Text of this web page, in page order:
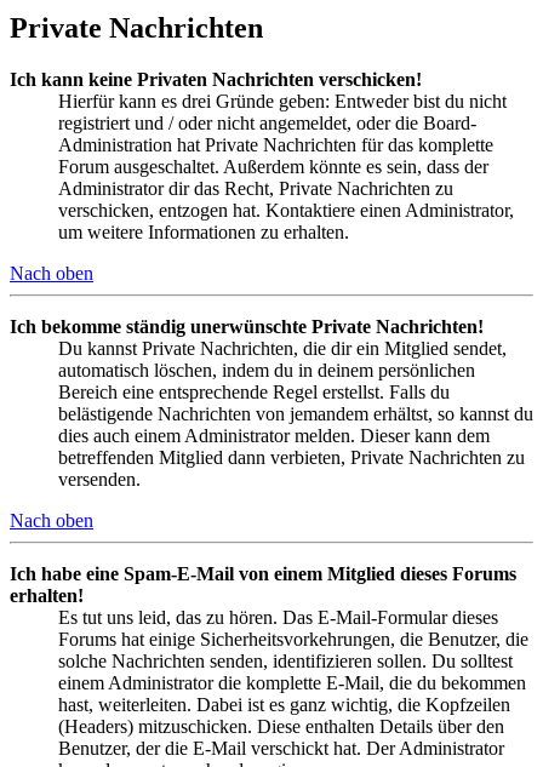
Private Nachrichten
Ich kann keine Privaten Nachrichten verschicken!
Hierfür kann es drei Gründe geben: Entweder bist du nicht
registriert und / oder nicht angemeldet, oder die Board-
Administration hat Private Nachrichten für das komplette
Forum ausgeschaltet. Außerdem könnte es sein, dass der
Administrator dir das Recht, Private Nachrichten zu
verschicken, entzogen hat. Kontaktiere einen Administrator,
um weitere Informationen zu erhalten.
Nach oben
Ich bekomme ständig unerwünschte Private Nachrichten!
Du kannst Private Nachrichten, die dir ein Mitglied sendet,
automatisch löschen, indem du in deinem persönlichen
Bereich eine entsprechende Regel erstellst. Falls du
belästigende Nachrichten von jemandem erhältst, so kannst du
dies auch einem Administrator melden. Dieser kann dem
betreffenden Mitglied dann verbieten, Private Nachrichten zu
versenden.
Nach oben
Ich habe eine Spam-E-Mail von einem Mitglied dieses Forums
erhalten!
Es tut uns leid, das zu hören. Das E-Mail-Formular dieses
Forums hat einige Sicherheitsvorkehrungen, die Benutzer, die
solche Nachrichten senden, identifizieren sollen. Du solltest
einem Administrator die komplette E-Mail, die du bekommen
hast, weiterleiten. Dabei ist es ganz wichtig, die Kopfzeilen
(Headers) mitzuschicken. Diese enthalten Details über den
Benutzer, der die E-Mail verschickt hat. Der Administrator